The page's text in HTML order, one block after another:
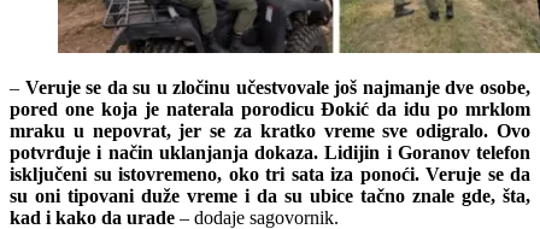
– Veruje se da su u zločinu učestvovale još najmanje dve osobe,
pored one koja je naterala porodicu Đokić da idu po mrklom
mraku u nepovrat, jer se za kratko vreme sve odigralo. Ovo
potvrđuje i način uklanjanja dokaza. Lidijin i Goranov telefon
isključeni su istovremeno, oko tri sata iza ponoći. Veruje se da
su oni tipovani duže vreme i da su ubice tačno znale gde, šta,
kad i kako da urade – dodaje sagovornik.